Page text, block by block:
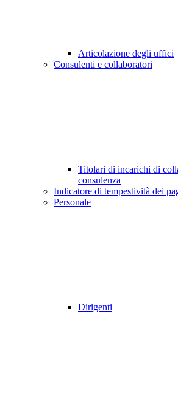
Articolazione degli uffici
Consulenti e collaboratori
Titolari di incarichi di
consulenza
Indicatore di tempestività dei
Personale
Dirigenti